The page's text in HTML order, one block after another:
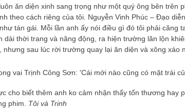
ăn diện xinh sang trọng như một quý ông bên
theo cách riêng của tôi. Nguyễn Vinh Phúc – Đạo
tán gái. Mỗi lần anh ấy nói điều gì đó tôi phải căng
dài thời trang và năng động, ra hiện trường lăn lộn
nhưng sau lúc rời trường quay lại ăn diện và xông xáo
cho biết thêm anh ko cảm nhận thấy tổn thương hay
phim. Tôi và Trinh